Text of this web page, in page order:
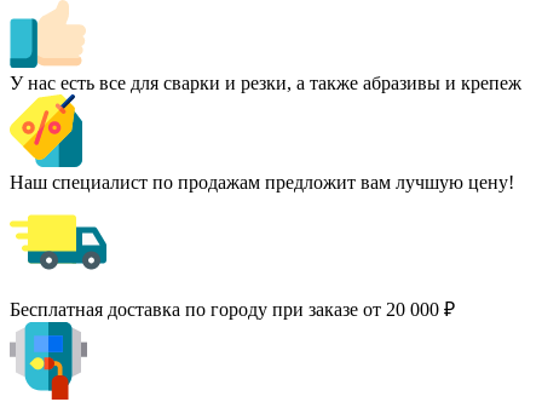
У нас есть все для сварки и резки, а также абразивы и крепеж
Наш специалист по продажам предложит вам лучшую цену!
Бесплатная доставка по городу при заказе от 20 000 ₽